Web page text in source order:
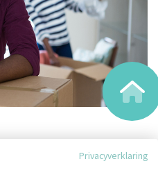
Privacyverklaring